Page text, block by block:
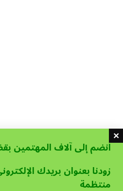
انضم إلى آلاف المهتمين
زودنا بعنوان بريدك
منتظمة